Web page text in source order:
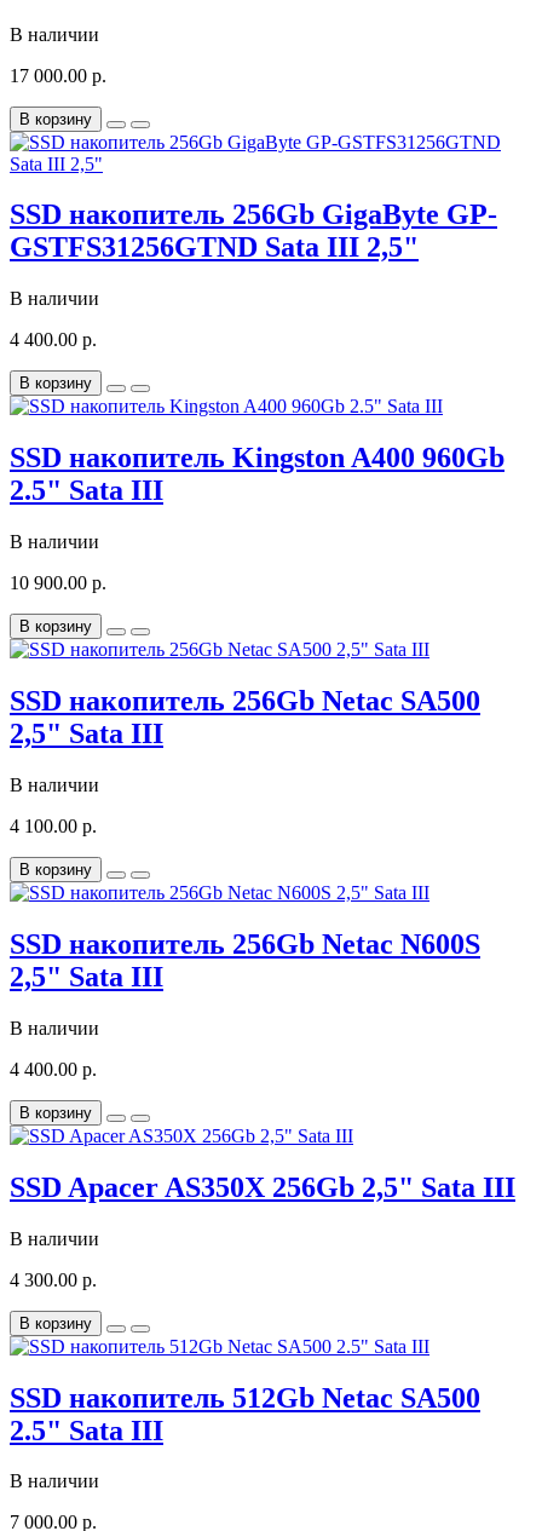
В наличии
17 000.00 р.
В корзину
SSD накопитель 256Gb GigaByte GP-
GSTFS31256GTND Sata III 2,5"
В наличии
4 400.00 р.
В корзину
SSD накопитель Kingston A400 960Gb
2.5" Sata III
В наличии
10 900.00 р.
В корзину
SSD накопитель 256Gb Netac SA500
2,5" Sata III
В наличии
4 100.00 р.
В корзину
SSD накопитель 256Gb Netac N600S
2,5" Sata III
В наличии
4 400.00 р.
В корзину
SSD Apacer AS350X 256Gb 2,5" Sata III
В наличии
4 300.00 р.
В корзину
SSD накопитель 512Gb Netac SA500
2.5" Sata III
В наличии
7 000.00 р.